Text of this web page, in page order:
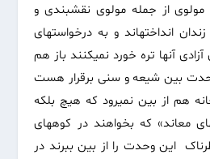
مولوی از جمله مولوی نقشبندی و
انداخته‏اند و به درخواست‏های
آنها تره خورد نمی‏کنند باز هم
وحدت بین شیعه و سنی برقرار هست
هم از بین نمی‏رود که هیچ بلکه
معاند» که بخواهند در کوه‏های
این وحدت را از بین ببرند در